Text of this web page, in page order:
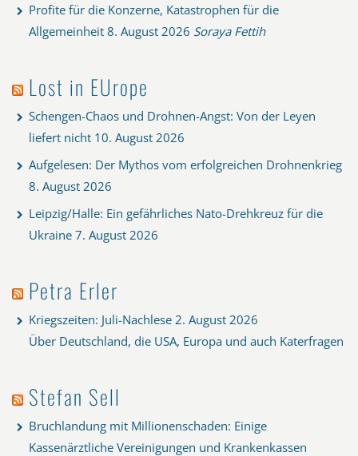
Profite für die Konzerne, Katastrophen für die
Allgemeinheit 8. August 2026 Soraya Fettih
Lost in EUrope
Schengen-Chaos und Drohnen-Angst: Von der Leyen
liefert nicht 10. August 2026
Aufgelesen: Der Mythos vom erfolgreichen Drohnenkrieg
8. August 2026
Leipzig/Halle: Ein gefährliches Nato-Drehkreuz für die
Ukraine 7. August 2026
Petra Erler
Kriegszeiten: Juli-Nachlese 2. August 2026
Über Deutschland, die USA, Europa und auch Katerfragen
Stefan Sell
Bruchlandung mit Millionenschaden: Einige
Kassenärztliche Vereinigungen und Krankenkassen